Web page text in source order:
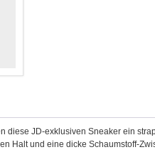
JD-exklusiven Sneaker ein
Halt und eine dicke Schaumstoff-